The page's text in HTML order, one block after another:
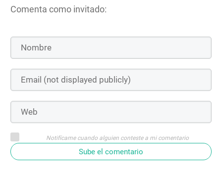
Comenta como invitado:
Notifícame cuando alguien conteste a mi comentario
Sube el comentario